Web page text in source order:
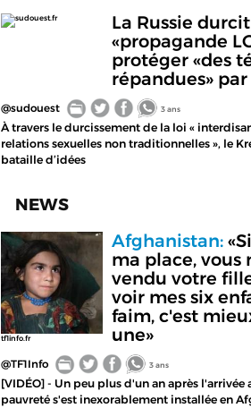
sudouest.fr
La Russie
«propagande
protéger «des
répandues»
@sudouest 3 ans
À travers le durcissement de la loi «
relations sexuelles non traditionnelles », le
bataille d’idées
NEWS
tf1info.fr
Afghanistan:
ma place, vous
vendu votre
voir mes six
faim, c'est
une»
@TF1Info 3 ans
[VIDÉO] - Un peu plus d'un an après
pauvreté s'est inexorablement installée en